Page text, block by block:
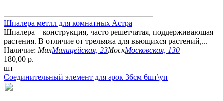
Шпалера метлл для комнатных Астра
Шпалера – конструкция, часто решетчатая, поддерживающая
растения. В отличие от трельяжа для вьющихся растений,...
Наличие: МилМилицейская, 23МоскМосковская, 130
180,00 р.
шт
Соединительный элемент для арок 36см 6шт\уп